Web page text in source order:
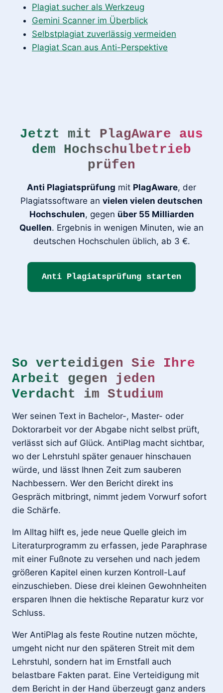
Plagiat sucher als Werkzeug
Gemini Scanner im Überblick
Selbstplagiat zuverlässig vermeiden
Plagiat Scan aus Anti-Perspektive
Jetzt mit PlagAware aus
dem Hochschulbetrieb
prüfen
Anti Plagiatsprüfung mit PlagAware, der
Plagiatssoftware an vielen vielen deutschen
Hochschulen, gegen über 55 Milliarden
Quellen. Ergebnis in wenigen Minuten, wie an
deutschen Hochschulen üblich, ab 3 €.
Anti Plagiatsprüfung starten
So verteidigen Sie Ihre
Arbeit gegen jeden
Verdacht im Studium
Wer seinen Text in Bachelor-, Master- oder
Doktorarbeit vor der Abgabe nicht selbst prüft,
verlässt sich auf Glück. AntiPlag macht sichtbar,
wo der Lehrstuhl später genauer hinschauen
würde, und lässt Ihnen Zeit zum sauberen
Nachbessern. Wer den Bericht direkt ins
Gespräch mitbringt, nimmt jedem Vorwurf sofort
die Schärfe.
Im Alltag hilft es, jede neue Quelle gleich im
Literaturprogramm zu erfassen, jede Paraphrase
mit einer Fußnote zu versehen und nach jedem
größeren Kapitel einen kurzen Kontroll-Lauf
einzuschieben. Diese drei kleinen Gewohnheiten
ersparen Ihnen die hektische Reparatur kurz vor
Schluss.
Wer AntiPlag als feste Routine nutzen möchte,
umgeht nicht nur den späteren Streit mit dem
Lehrstuhl, sondern hat im Ernstfall auch
belastbare Fakten parat. Eine Verteidigung mit
dem Bericht in der Hand überzeugt ganz anders